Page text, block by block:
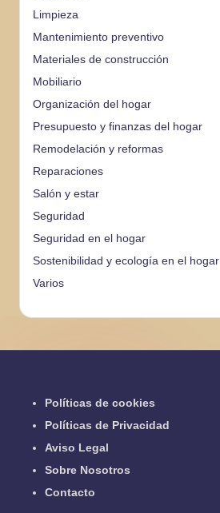
Limpieza
Mantenimiento preventivo
Materiales de construcción
Mobiliario
Organización del hogar
Presupuesto y finanzas del hogar
Remodelación y reformas
Reparaciones
Salón y estar
Seguridad
Seguridad en el hogar
Sostenibilidad y ecología en el hogar
Varios
Políticas de cookies
Políticas de Privacidad
Aviso Legal
Sobre Nosotros
Contacto